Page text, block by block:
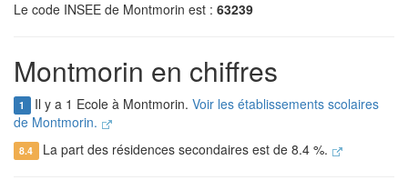
Le code INSEE de Montmorin est : 63239
Montmorin en chiffres
1 Il y a 1 Ecole à Montmorin. Voir les établissements scolaires
de Montmorin.
8.4 La part des résidences secondaires est de 8.4 %.